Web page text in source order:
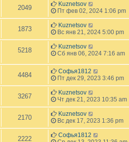
2049
Kuznetsov
Пт фев 02, 2024 1:06 pm
1873
Kuznetsov
Вс янв 21, 2024 5:00 pm
5218
Kuznetsov
Сб янв 06, 2024 7:16 am
4484
Софья1812
Пт дек 29, 2023 3:46 pm
3267
Kuznetsov
Чт дек 21, 2023 10:35 am
2170
Kuznetsov
Вс дек 17, 2023 1:36 pm
2222
Софья1812